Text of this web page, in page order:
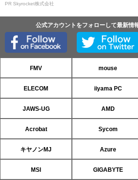
PR Skyrocket株式会社
公式アカウントをフォローして最新情
FMV mouse
ELECOM iiyama PC
JAWS-UG AMD
Acrobat Sycom
キヤノンMJ Azure
MSI GIGABYTE